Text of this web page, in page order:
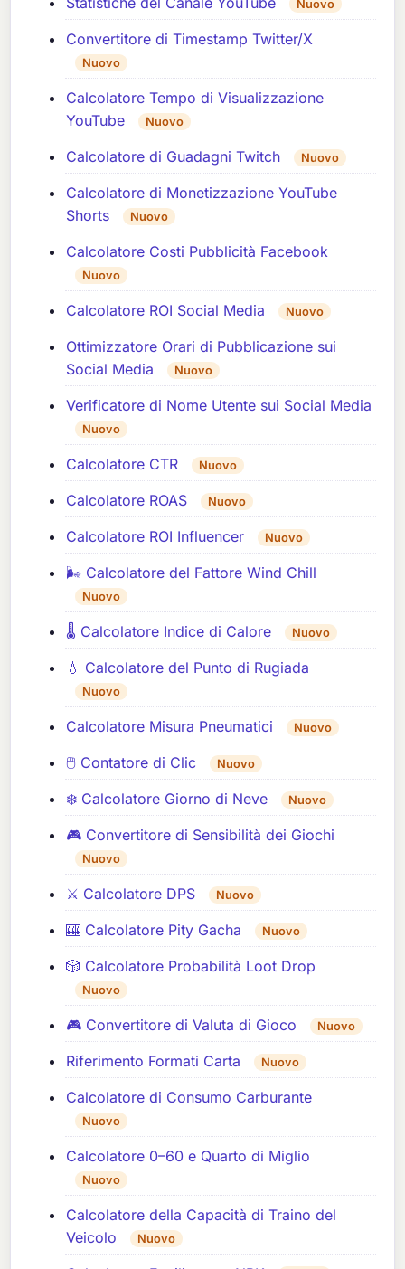
Nuovo
Convertitore di Timestamp Twitter/X
Nuovo
Calcolatore Tempo di Visualizzazione
YouTube
Nuovo
Calcolatore di Guadagni Twitch Nuovo
Calcolatore di Monetizzazione YouTube
Shorts
Nuovo
Calcolatore Costi Pubblicità Facebook
Nuovo
Calcolatore ROI Social Media Nuovo
Ottimizzatore Orari di Pubblicazione sui
Social Media
Nuovo
Verificatore di Nome Utente sui Social Media
Nuovo
Calcolatore CTR Nuovo
Calcolatore ROAS Nuovo
Calcolatore ROI Influencer Nuovo
🌬️ Calcolatore del Fattore Wind Chill
Nuovo
🌡️ Calcolatore Indice di Calore Nuovo
💧 Calcolatore del Punto di Rugiada
Nuovo
Calcolatore Misura Pneumatici Nuovo
🖱️ Contatore di Clic Nuovo
❄️ Calcolatore Giorno di Neve Nuovo
🎮 Convertitore di Sensibilità dei Giochi
Nuovo
⚔️ Calcolatore DPS Nuovo
🎰 Calcolatore Pity Gacha Nuovo
🎲 Calcolatore Probabilità Loot Drop
Nuovo
🎮 Convertitore di Valuta di Gioco Nuovo
Riferimento Formati Carta Nuovo
Calcolatore di Consumo Carburante
Nuovo
Calcolatore 0–60 e Quarto di Miglio
Nuovo
Calcolatore della Capacità di Traino del
Veicolo
Nuovo